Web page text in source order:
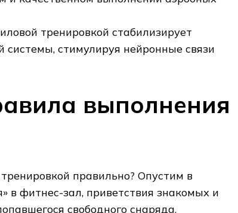
тренировкой стабилизирует
системы, стимулируя нейронные связи
выполнения
правильно? Опустим в
в фитнес-зал, приветствия знакомых и
свободного снаряда.